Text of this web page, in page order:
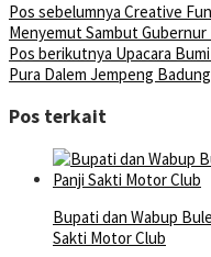
Pos sebelumnya Creative
Menyemut Sambut
Pos berikutnya Upacara
Pura Dalem Jempeng Badung
Pos terkait
Bupati dan Wabup
Sakti Motor Club